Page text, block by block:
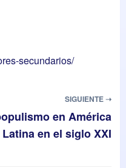
secundarios/
SIGUIENTE ➝
en América
Latina en el siglo XXI